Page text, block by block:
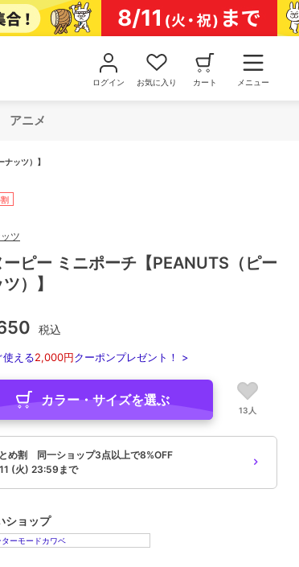
ログイン お気に入り カート メニュー
アニメ
ッツ）】
ツ
ーピー ミニポーチ【PEANUTS（ピー
）】
税込
使える2,000円クーポンプレゼント！ >
カラー・サイズを選ぶ
13人
め割 同一ショップ3点以上で8%OFF
(火) 23:59まで
ショップ